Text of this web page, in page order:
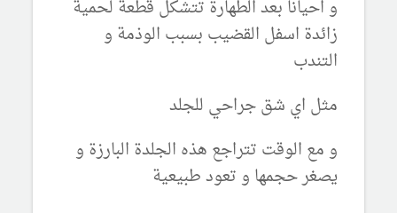
و احيانا بعد الطهارة تتشكل قطعة لحمية
زائدة اسفل القضيب بسبب الوذمة و
التندب
مثل اي شق جراحي للجلد
و مع الوقت تتراجع هذه الجلدة البارزة و
يصغر حجمها و تعود طبيعية